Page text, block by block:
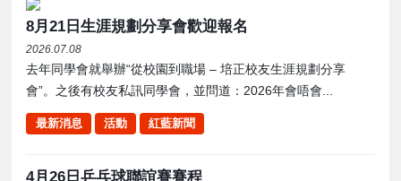
8月21日生涯規劃分享會歡迎報名
2026.07.08
去年同學會就舉辦“從校園到職場 – 培正校友生涯規劃分享
會”。之後有校友私訊同學會，並問道：2026年會唔會...
最新消息 活動 紅藍新聞
4月26日乒乓球聯誼賽賽程